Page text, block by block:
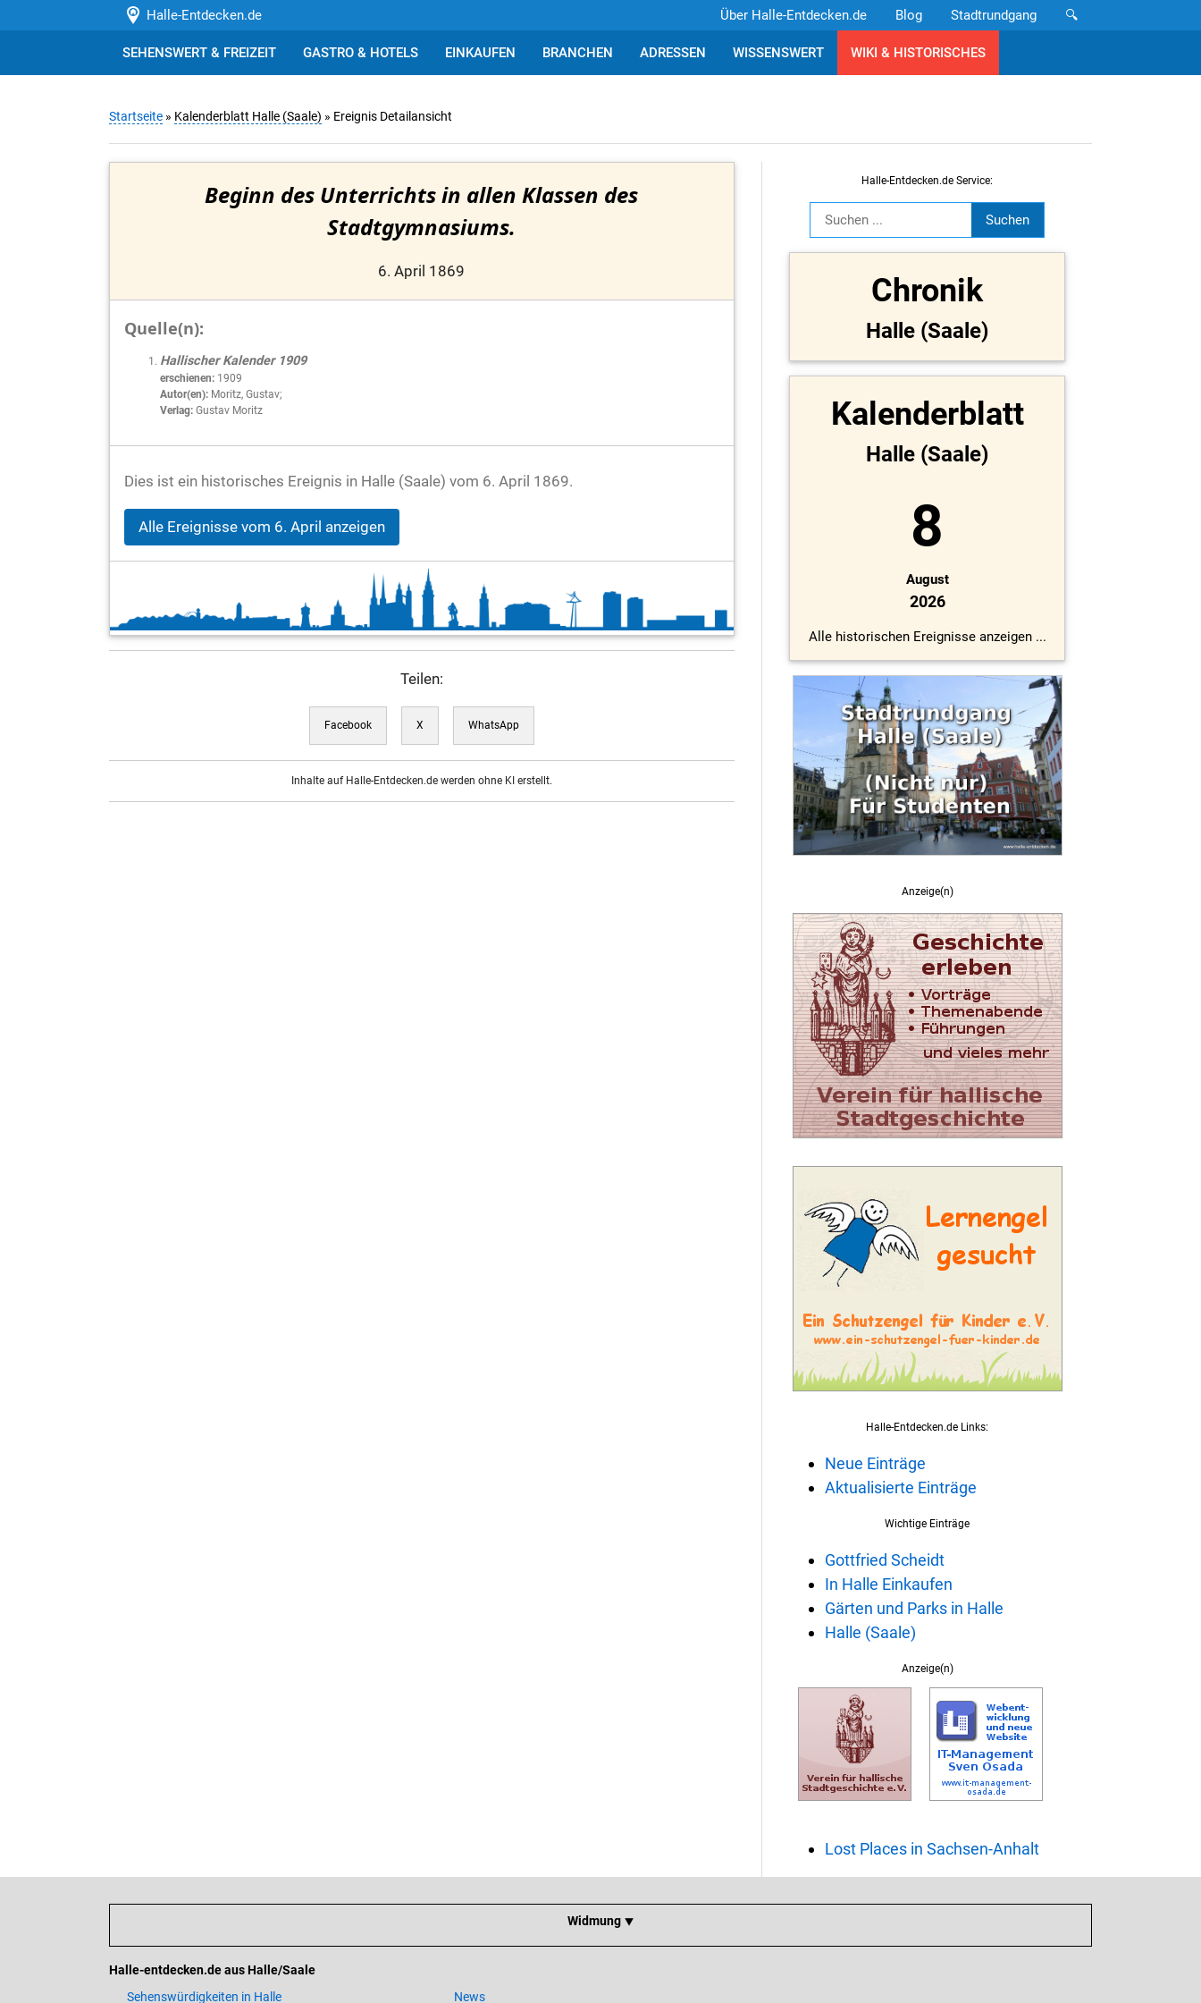
Halle-Entdecken.de 🔍
Stadtrundgang
Blog
Über Halle-Entdecken.de
SEHENSWERT & FREIZEIT GASTRO & HOTELS EINKAUFEN BRANCHEN ADRESSEN WISSENSWERT WIKI & HISTORISCHES
Startseite » Kalenderblatt Halle (Saale) » Ereignis Detailansicht
Beginn des Unterrichts in allen Klassen des
Stadtgymnasiums.
6. April 1869
Quelle(n):
Hallischer Kalender 1909
erschienen: 1909
Autor(en): Moritz, Gustav;
Verlag: Gustav Moritz
Dies ist ein historisches Ereignis in Halle (Saale) vom 6. April 1869.
Alle Ereignisse vom 6. April anzeigen
Teilen:
Facebook X WhatsApp
Inhalte auf Halle-Entdecken.de werden ohne KI erstellt.
Halle-Entdecken.de Service:
Chronik
Halle (Saale)
Kalenderblatt
Halle (Saale)
8
August
2026
Alle historischen Ereignisse anzeigen ...
Anzeige(n)
Halle-Entdecken.de Links:
Neue Einträge
Aktualisierte Einträge
Wichtige Einträge
Gottfried Scheidt
In Halle Einkaufen
Gärten und Parks in Halle
Halle (Saale)
Anzeige(n)
Lost Places in Sachsen-Anhalt
Widmung ⯆
Halle-entdecken.de aus Halle/Saale
Sehenswürdigkeiten in Halle
News